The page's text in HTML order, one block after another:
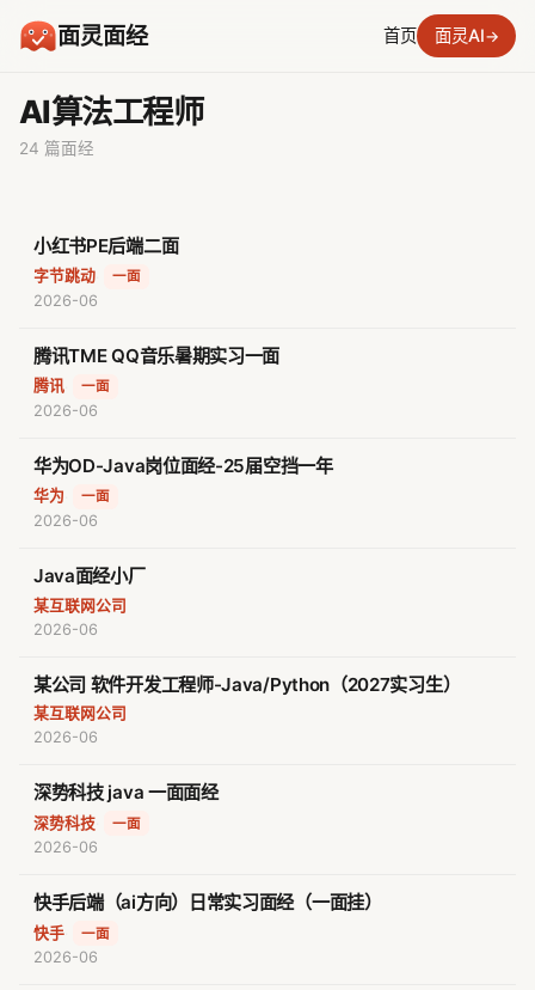
面灵面经 首页 面灵AI→
AI算法工程师
24 篇面经
小红书PE后端二面
字节跳动 一面
2026-06
腾讯TME QQ音乐暑期实习一面
腾讯 一面
2026-06
华为OD-Java岗位面经-25届空挡一年
华为 一面
2026-06
Java面经小厂
某互联网公司
2026-06
某公司 软件开发工程师-Java/Python（2027实习生）
某互联网公司
2026-06
深势科技 java 一面面经
深势科技 一面
2026-06
快手后端（ai方向）日常实习面经（一面挂）
快手 一面
2026-06